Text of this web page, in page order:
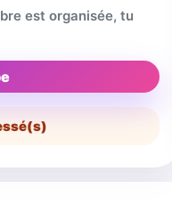
est organisée, tu